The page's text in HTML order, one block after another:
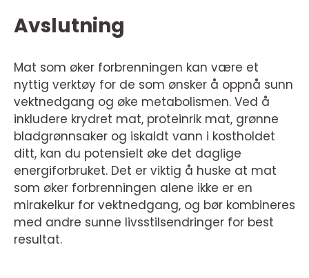
Avslutning
Mat som øker forbrenningen kan være et
nyttig verktøy for de som ønsker å oppnå sunn
vektnedgang og øke metabolismen. Ved å
inkludere krydret mat, proteinrik mat, grønne
bladgrønnsaker og iskaldt vann i kostholdet
ditt, kan du potensielt øke det daglige
energiforbruket. Det er viktig å huske at mat
som øker forbrenningen alene ikke er en
mirakelkur for vektnedgang, og bør kombineres
med andre sunne livsstilsendringer for best
resultat.